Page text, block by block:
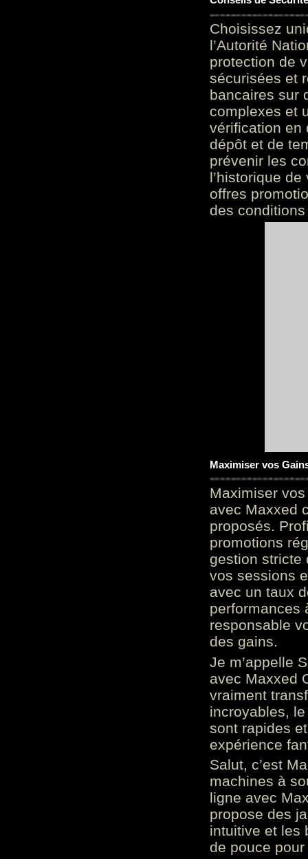
Choisissez
l’Autorité
protection de
sécurisées et
bancaires sur
complexes et
vérification en
dépôt et de
prévenir les
l’historique
offres
des
Maximiser vos
Maximiser
avec Maxxed
proposés.
promotions
gestion stricte
vos sessions
avec un taux
performances
responsable
des gains.
Je m’appelle
avec Maxxed
vraiment
incroyables,
sont rapides
expérience
Salut, c’est
machines à
ligne avec
propose des
intuitive et les
de pouce